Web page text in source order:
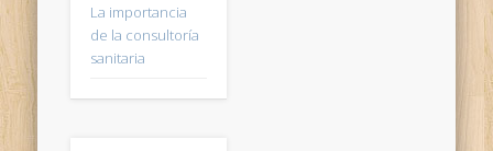
La importancia
de la consultoría
sanitaria